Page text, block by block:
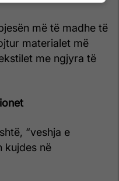
më të madhe të
materialet më
me ngjyra të
“veshja e
kujdes në